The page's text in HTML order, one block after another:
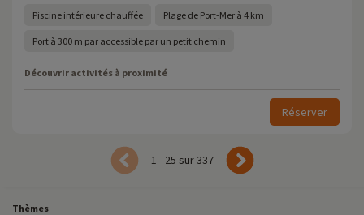
Piscine intérieure chauffée Plage de Port-Mer à 4 km
Port à 300 m par accessible par un petit chemin
Découvrir activités à proximité
Réserver
1 - 25 sur 337
Thèmes